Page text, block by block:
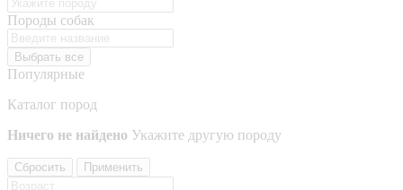
Породы собак
Выбрать все
Популярные
Каталог пород
Ничего не найдено Укажите другую породу
Сбросить Применить